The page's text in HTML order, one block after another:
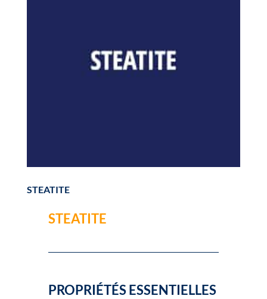
STEATITE
STEATITE
PROPRIÉTÉS ESSENTIELLES